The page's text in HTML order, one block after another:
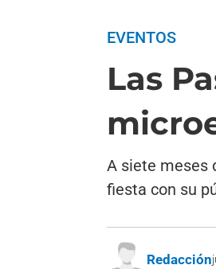
EVENTOS
Las
A siete meses
fiesta con su
Redacción